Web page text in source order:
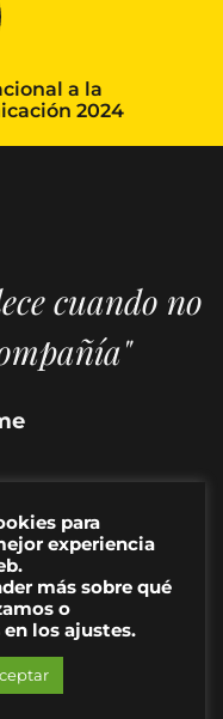
a la
2024
cuando no
visuales y cultura
|Aviso Legal
para
experiencia
más sobre qué
o
los ajustes.